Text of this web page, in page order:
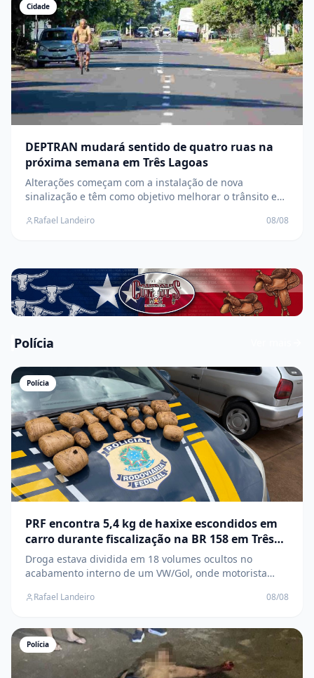
Cidade
DEPTRAN mudará sentido de quatro ruas na
próxima semana em Três Lagoas
Alterações começam com a instalação de nova
sinalização e têm como objetivo melhorar o trânsito e
Rafael Landeiro 08/08
Polícia
Polícia
PRF encontra 5,4 kg de haxixe escondidos em
carro durante fiscalização na BR 158 em Três
Lagoas
Droga estava dividida em 18 volumes ocultos no
acabamento interno de um VW/Gol, onde motorista
Rafael Landeiro 08/08
Polícia